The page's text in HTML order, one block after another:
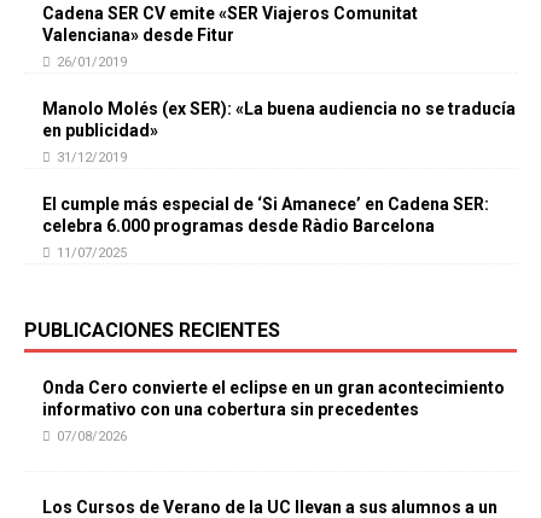
Cadena SER CV emite «SER Viajeros Comunitat
Valenciana» desde Fitur
26/01/2019
Manolo Molés (ex SER): «La buena audiencia no se traducía
en publicidad»
31/12/2019
El cumple más especial de ‘Si Amanece’ en Cadena SER:
celebra 6.000 programas desde Ràdio Barcelona
11/07/2025
PUBLICACIONES RECIENTES
Onda Cero convierte el eclipse en un gran acontecimiento
informativo con una cobertura sin precedentes
07/08/2026
Los Cursos de Verano de la UC llevan a sus alumnos a un